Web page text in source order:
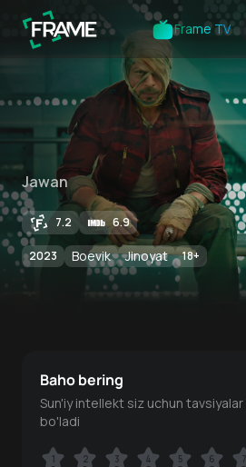
Frame TV
Jawan
7.2 6.9
2023 Boevik Jinoyat 18+
Baho bering
Sun'iy intellekt siz uchun
bo'ladi
1 2 3 4 5 6 7
1 2 3 4 5 6 7